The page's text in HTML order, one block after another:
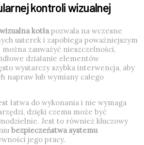
kontroli wizualnej
kotłapozwala na wczesne
usterek i zapobiega poważniejszym
zauważyć nieszczelności,
działanie elementów
wystarczy szybka interwencja, aby
napraw lub wymiany całego
łatwa do wykonania i nie wymaga
dzięki czemu może być
Jest to również kluczowy
bezpieczeństwa systemu
jego pracy.